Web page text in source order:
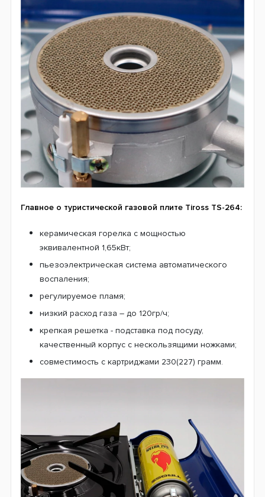
Главное о туристической газовой плите Tiross TS-264:
керамическая горелка с мощностью
эквивалентной 1,65кВт;
пьезоэлектрическая система автоматического
воспаления;
регулируемое пламя;
низкий расход газа – до 120гр/ч;
крепкая решетка - подставка под посуду,
качественный корпус с нескользящими ножками;
совместимость с картриджами 230(227) грамм.